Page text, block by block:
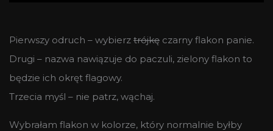
Pierwszy odruch – wybierz trójkę czarny flakon panie.
Drugi – nazwa nawiązuje do paczuli, zielony flakon to
będzie ich okręt flagowy.
Trzecia myśl – nie patrz, wąchaj.
Wybrałam flakon w kolorze, który normalnie byłby